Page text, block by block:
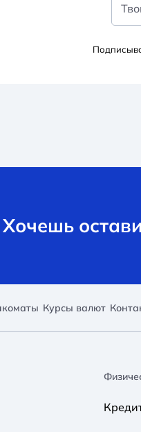
Хочешь
Курсы валют